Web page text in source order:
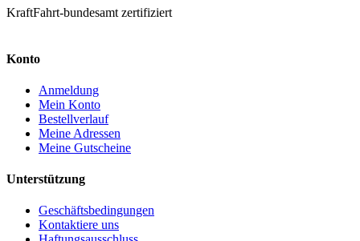
KraftFahrt-bundesamt zertifiziert
Konto
Anmeldung
Mein Konto
Bestellverlauf
Meine Adressen
Meine Gutscheine
Unterstützung
Geschäftsbedingungen
Kontaktiere uns